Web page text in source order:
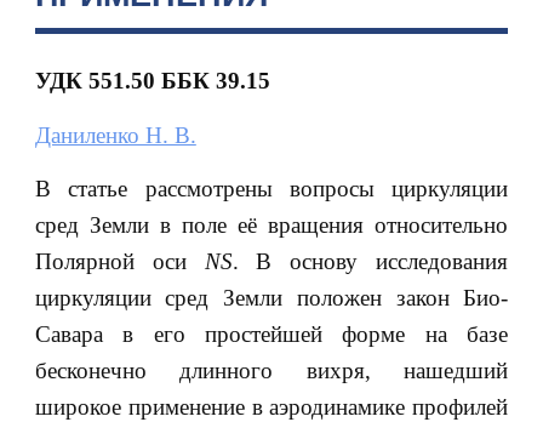
УДК 551.50 ББК 39.15
Даниленко Н. В.
В статье рассмотрены вопросы циркуляции
сред Земли в поле её вращения относительно
Полярной оси NS. В основу исследования
циркуляции сред Земли положен закон Био-
Савара в его простейшей форме на базе
бесконечно длинного вихря, нашедший
широкое применение в аэродинамике профилей